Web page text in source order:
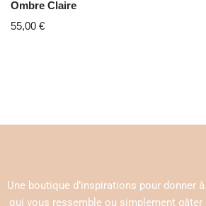
Ombre Claire
55,00 €
Une boutique d’inspirations pour donner
qui vous ressemble ou simplement gâter